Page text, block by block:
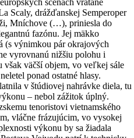
Scaly, drážďanskej Semperoper
Mníchove (…), priniesla do
fazónu. Jej mäkko
(s výnimkou pár okrajových
vyrovnanú nižšiu polohu i
väčší objem, vo veľkej sále
ponad ostatné hlasy.
v štúdiovej nahrávke diela, tu
– nebol zážitok úplný.
tenoristovi vietnamského
vláčne frázujúcim, vo vysokej
výkonu by sa žiadala